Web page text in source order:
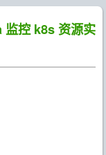
监控 k8s 资源实